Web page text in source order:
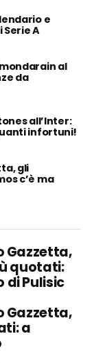
e
A
al
da
all’Inter:
infortuni!
gli
c’è ma
Gazzetta,
quotati:
di Pulisic
Gazzetta,
a